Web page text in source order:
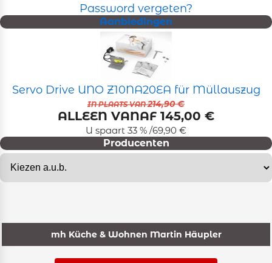
Password vergeten?
Aanbiedingen
Servo Drive UNO Z10NA20EA für Müllauszug
IN PLAATS VAN214,90 €
ALLEEN VANAF 145,00 €
U spaart 33 % /69,90 €
Producenten
mh Küche & Wohnen Martin Häupler